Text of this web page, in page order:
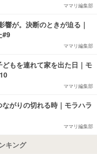
ママリ編集部
響が。決断のときが迫る｜
#9
ママリ編集部
もを連れて家を出た日｜モ
ママリ編集部
がりの切れる時｜モラハラ
ママリ編集部
キング